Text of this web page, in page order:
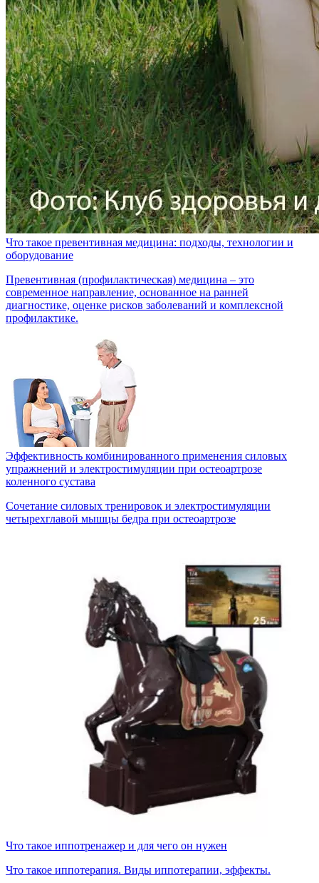
Что такое превентивная медицина: подходы, технологии и
оборудование
Превентивная (профилактическая) медицина – это
современное направление, основанное на ранней
диагностике, оценке рисков заболеваний и комплексной
профилактике.
Эффективность комбинированного применения силовых
упражнений и электростимуляции при остеоартрозе
коленного сустава
Сочетание силовых тренировок и электростимуляции
четырехглавой мышцы бедра при остеоартрозе
Что такое иппотренажер и для чего он нужен
Что такое иппотерапия. Виды иппотерапии, эффекты.